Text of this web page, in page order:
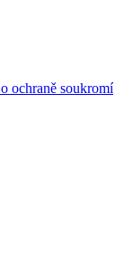
ochraně soukromí